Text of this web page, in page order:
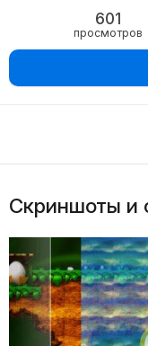
601
просмотров
Скриншоты и